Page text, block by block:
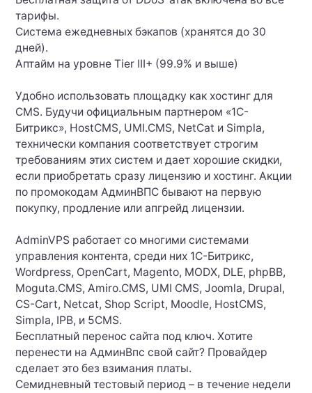
тарифы.
Система ежедневных бэкапов (хранятся до 30
дней).
Аптайм на уровне Tier III+ (99.9% и выше)
Удобно использовать площадку как хостинг для
CMS. Будучи официальным партнером «1С-
Битрикс», HostCMS, UMI.CMS, NetCat и Simpla,
технически компания соответствует строгим
требованиям этих систем и дает хорошие скидки,
если приобретать сразу лицензию и хостинг. Акции
по промокодам АдминВПС бывают на первую
покупку, продление или апгрейд лицензии.
AdminVPS работает со многими системами
управления контента, среди них 1C-Битрикс,
Wordpress, OpenCart, Magento, MODX, DLE, phpBB,
Moguta.CMS, Amiro.CMS, UMI CMS, Joomla, Drupal,
CS-Cart, Netcat, Shop Script, Moodle, HostCMS,
Simpla, IPB, и 5CMS.
Бесплатный перенос сайта под ключ. Хотите
перенести на АдминВпс свой сайт? Провайдер
сделает это без взимания платы.
Семидневный тестовый период – в течение недели